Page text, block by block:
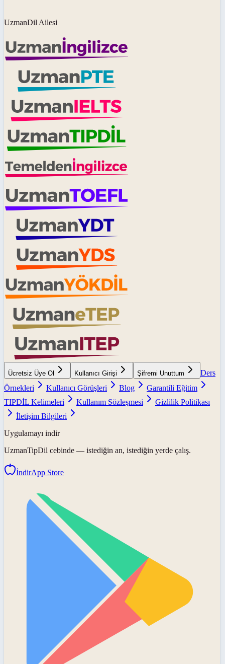
UzmanDil Ailesi
Ücretsiz Üye Ol Kullanıcı Girişi Şifremi Unuttum
Ders
Örnekleri
Kullanıcı Görüşleri Blog
Garantili Eğitim
TIPDİL Kelimeleri
Kullanım Sözleşmesi
Gizlilik Politikası
İletişim Bilgileri
Uygulamayı indir
UzmanTipDil cebinde — istediğin an, istediğin yerde çalış.
İndirApp Store